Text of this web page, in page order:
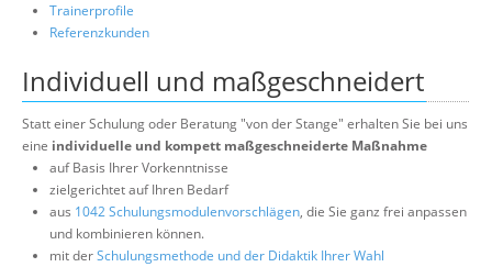
Trainerprofile
Referenzkunden
Individuell und maßgeschneidert
Statt einer Schulung oder Beratung "von der Stange" erhalten Sie bei uns
eine individuelle und kompett maßgeschneiderte Maßnahme
auf Basis Ihrer Vorkenntnisse
zielgerichtet auf Ihren Bedarf
aus 1042 Schulungsmodulenvorschlägen, die Sie ganz frei anpassen
und kombinieren können.
mit derSchulungsmethode und der Didaktik Ihrer Wahl